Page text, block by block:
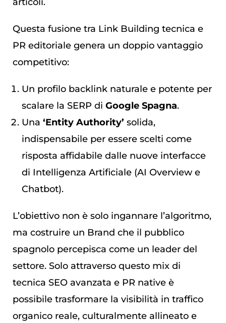
Questa fusione tra Link Building tecnica e
PR editoriale genera un doppio vantaggio
competitivo:
Un profilo backlink naturale e potente per
scalare la SERP di Google Spagna.
Una ‘Entity Authority’ solida,
indispensabile per essere scelti come
risposta affidabile dalle nuove interfacce
di Intelligenza Artificiale (AI Overview e
Chatbot).
L’obiettivo non è solo ingannare l’algoritmo,
ma costruire un Brand che il pubblico
spagnolo percepisca come un leader del
settore. Solo attraverso questo mix di
tecnica SEO avanzata e PR native è
possibile trasformare la visibilità in traffico
organico reale, culturalmente allineato e